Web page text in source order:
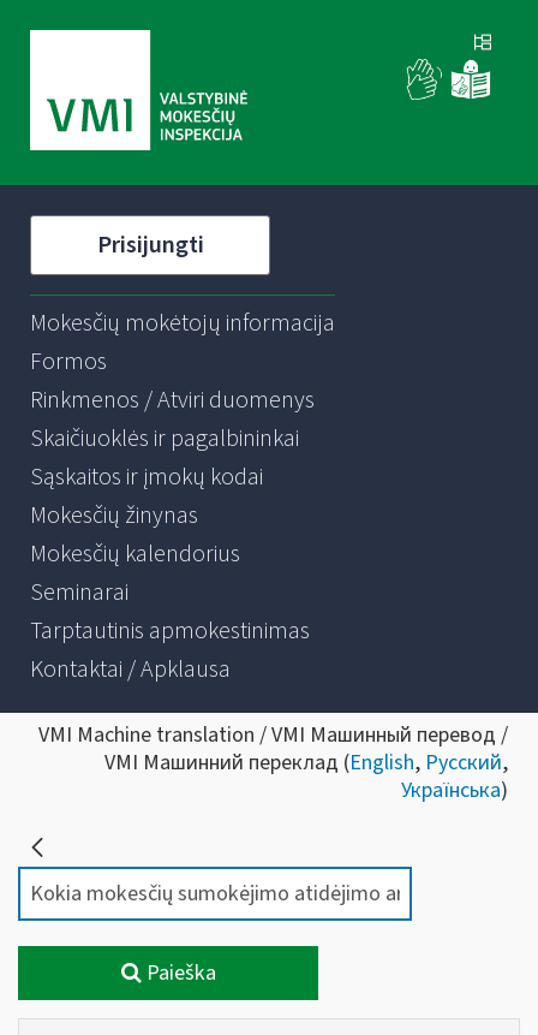
Prisijungti
Mokesčių mokėtojų informacija
Formos
Rinkmenos / Atviri duomenys
Skaičiuoklės ir pagalbininkai
Sąskaitos ir įmokų kodai
Mokesčių žinynas
Mokesčių kalendorius
Seminarai
Tarptautinis apmokestinimas
Kontaktai / Apklausa
VMI Machine translation / VMI Машинный перевод /
VMI Машинний переклад (English, Русский,
Українська)
Paieška